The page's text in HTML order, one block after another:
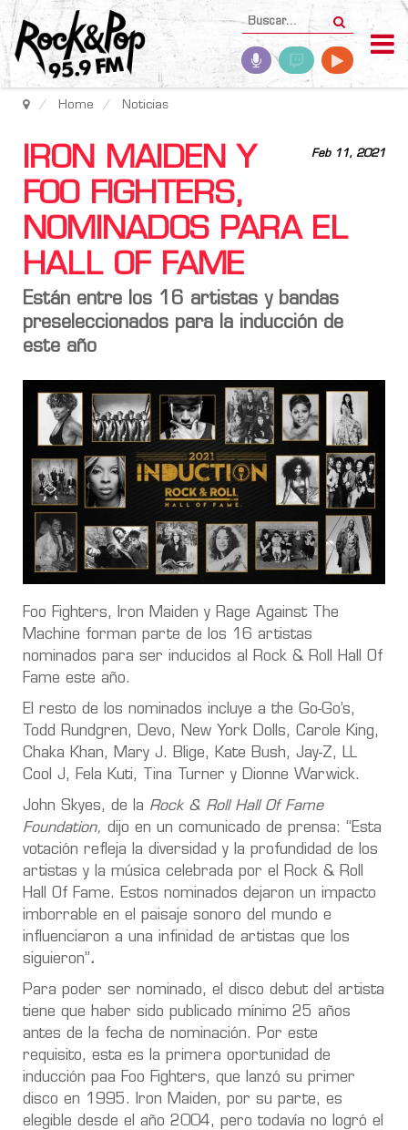
Home Noticias
Feb 11, 2021
IRON MAIDEN Y
FOO FIGHTERS,
NOMINADOS PARA EL
HALL OF FAME
Están entre los 16 artistas y bandas
preseleccionados para la inducción de
este año
Foo Fighters, Iron Maiden y Rage Against The
Machine forman parte de los 16 artistas
nominados para ser inducidos al Rock & Roll Hall Of
Fame este año.
El resto de los nominados incluye a the Go-Go’s,
Todd Rundgren, Devo, New York Dolls, Carole King,
Chaka Khan, Mary J. Blige, Kate Bush, Jay-Z, LL
Cool J, Fela Kuti, Tina Turner y Dionne Warwick.
John Skyes, de la Rock & Roll Hall Of Fame
Foundation, dijo en un comunicado de prensa: “Esta
votación refleja la diversidad y la profundidad de los
artistas y la música celebrada por el Rock & Roll
Hall Of Fame. Estos nominados dejaron un impacto
imborrable en el paisaje sonoro del mundo e
influenciaron a una infinidad de artistas que los
siguieron”.
Para poder ser nominado, el disco debut del artista
tiene que haber sido publicado mínimo 25 años
antes de la fecha de nominación. Por este
requisito, esta es la primera oportunidad de
inducción paa Foo Fighters, que lanzó su primer
disco en 1995. Iron Maiden, por su parte, es
elegible desde el año 2004, pero todavía no logró el